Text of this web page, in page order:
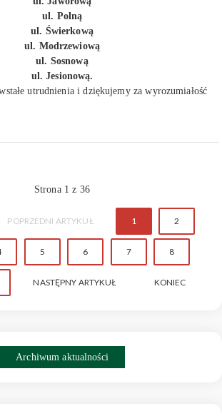
ul. Polną
ul. Świerkową
ul. Modrzewiową
ul. Sosnową
ul. Jesionową.
utrudnienia i dziękujemy za wyrozumiałość
Strona 1 z 36
POPRZEDNI ARTYKUŁ 1 2
5 6 7 8
NASTĘPNY ARTYKUŁ KONIEC
Archiwum aktualności